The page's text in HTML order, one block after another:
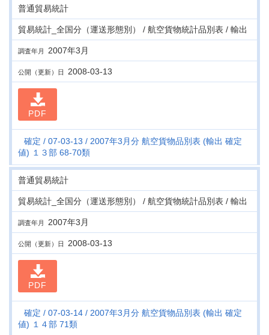
普通貿易統計
貿易統計_全国分（運送形態別） / 航空貨物統計品別表 / 輸出
調査年月 2007年3月
公開（更新）日 2008-03-13
PDF
確定 07-03-13
2007年3月分 航空貨物品別表 (輸出 確定
値) １３部 68-70類
普通貿易統計
貿易統計_全国分（運送形態別） / 航空貨物統計品別表 / 輸出
調査年月 2007年3月
公開（更新）日 2008-03-13
PDF
確定 07-03-14
2007年3月分 航空貨物品別表 (輸出 確定
値) １４部 71類